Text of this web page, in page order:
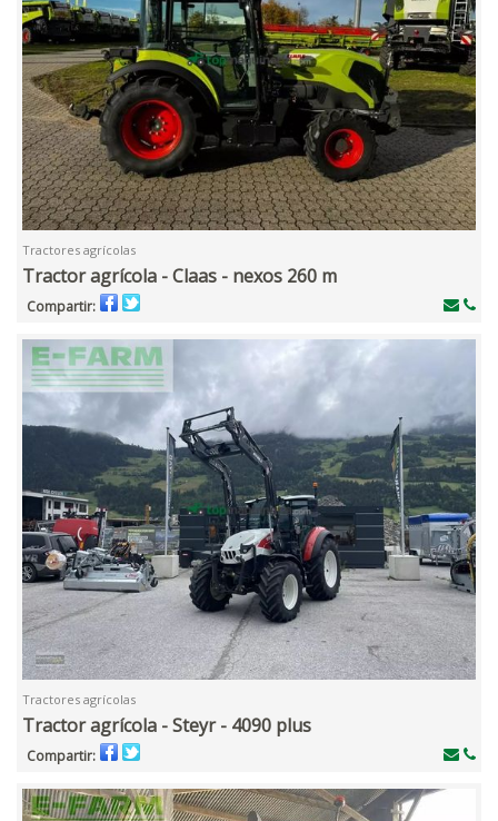
Tractores agrícolas
Tractor agrícola - Claas - nexos 260 m
Compartir:
Tractores agrícolas
Tractor agrícola - Steyr - 4090 plus
Compartir: